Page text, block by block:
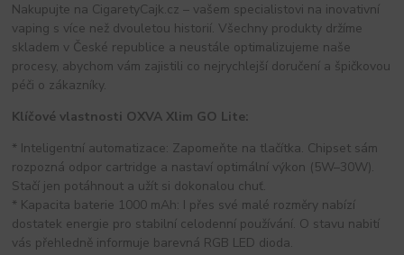
Nakupujte na CigaretyCajk.cz – vašem specialistovi na inovativní
vaping s více než dvouletou historií. Všechny produkty držíme
skladem v České republice a neustále optimalizujeme naše
procesy, abychom vám zajistili co nejrychlejší doručení a špičkovou
péči o zákazníky.
Klíčové vlastnosti OXVA Xlim GO Lite:
* Inteligentní automatizace: Zapomeňte na tlačítka. Chipset sám
rozpozná odpor cartridge a nastaví optimální výkon (5W–30W).
Stačí jen potáhnout a užít si dokonalou chuť.
* Kapacita baterie 1000 mAh: I přes své malé rozměry nabízí
dostatek energie pro stabilní celodenní používání. O stavu nabití
vás přehledně informuje barevná RGB LED dioda.